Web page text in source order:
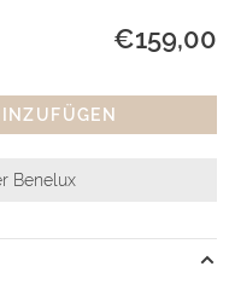
€159,00
Benelux